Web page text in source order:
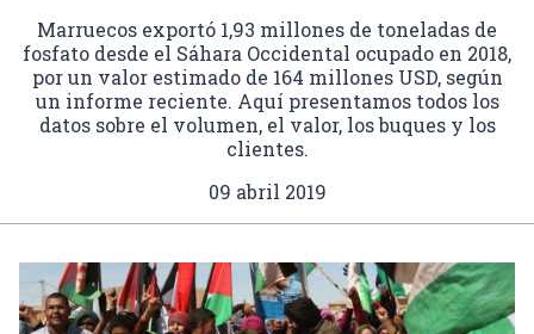
Marruecos exportó 1,93 millones de toneladas de
fosfato desde el Sáhara Occidental ocupado en 2018,
por un valor estimado de 164 millones USD, según
un informe reciente. Aquí presentamos todos los
datos sobre el volumen, el valor, los buques y los
clientes.
09 abril 2019